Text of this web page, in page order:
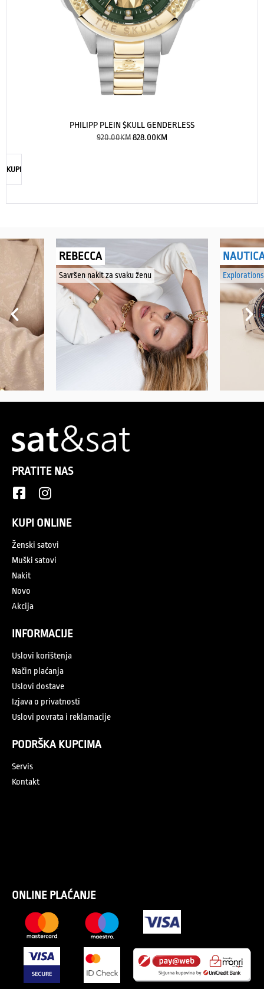
PHILIPP PLEIN $KULL GENDERLESS
920.00KM828.00KM
KUPI
REBECCA
Savršen nakit za svaku ženu
PRATITE NAS
KUPI ONLINE
Ženski satovi
Muški satovi
Nakit
Novo
Akcija
INFORMACIJE
Uslovi korištenja
Način plaćanja
Uslovi dostave
Izjava o privatnosti
Uslovi povrata i reklamacije
PODRŠKA KUPCIMA
Servis
Kontakt
ONLINE PLAĆANJE